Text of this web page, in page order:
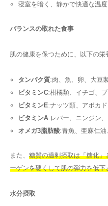
寝室を暗く、静かで快適な温
バランスの取れた食事
肌の健康を保つために、以下の栄
タンパク質:肉、魚、卵、大豆
ビタミンC:柑橘類、イチゴ、
ビタミンE:ナッツ類、アボカ
ビタミンA:レバー、ニンジン
オメガ3脂肪酸:青魚、亜麻仁油
また、 糖質の過剰摂取は「糖化
ーゲンを硬くして肌の弾力を低下
水分摂取